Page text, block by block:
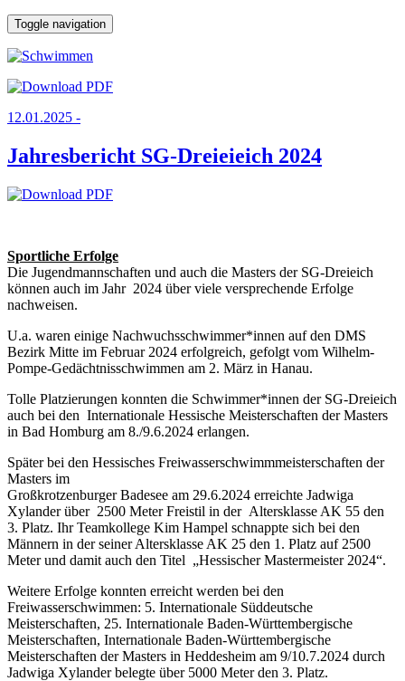
Toggle navigation
12.01.2025 -
Jahresbericht SG-Dreieieich 2024
Sportliche Erfolge
Die Jugendmannschaften und auch die Masters der SG-Dreieich
können auch im Jahr 2024 über viele versprechende Erfolge
nachweisen.
U.a. waren einige Nachwuchsschwimmer*innen auf den DMS
Bezirk Mitte im Februar 2024 erfolgreich, gefolgt vom Wilhelm-
Pompe-Gedächtnisschwimmen am 2. März in Hanau.
Tolle Platzierungen konnten die Schwimmer*innen der SG-Dreieich
auch bei den Internationale Hessische Meisterschaften der Masters
in Bad Homburg am 8./9.6.2024 erlangen.
Später bei den Hessisches Freiwasserschwimmmeisterschaften der
Masters im
Großkrotzenburger Badesee am 29.6.2024 erreichte Jadwiga
Xylander über 2500 Meter Freistil in der Altersklasse AK 55 den
3. Platz. Ihr Teamkollege Kim Hampel schnappte sich bei den
Männern in der seiner Altersklasse AK 25 den 1. Platz auf 2500
Meter und damit auch den Titel „Hessischer Mastermeister 2024“.
Weitere Erfolge konnten erreicht werden bei den
Freiwasserschwimmen: 5. Internationale Süddeutsche
Meisterschaften, 25. Internationale Baden-Württembergische
Meisterschaften, Internationale Baden-Württembergische
Meisterschaften der Masters in Heddesheim am 9/10.7.2024 durch
Jadwiga Xylander belegte über 5000 Meter den 3. Platz.